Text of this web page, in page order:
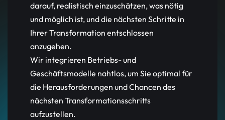
darauf, realistisch einzuschätzen, was nötig
und möglich ist, und die nächsten Schritte in
Ihrer Transformation entschlossen
anzugehen.
Wir integrieren Betriebs- und
Geschäftsmodelle nahtlos, um Sie optimal für
die Herausforderungen und Chancen des
nächsten Transformationsschritts
aufzustellen.